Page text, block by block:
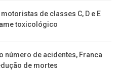
de classes C, D e E
toxicológico
número de acidentes, Franca
de mortes